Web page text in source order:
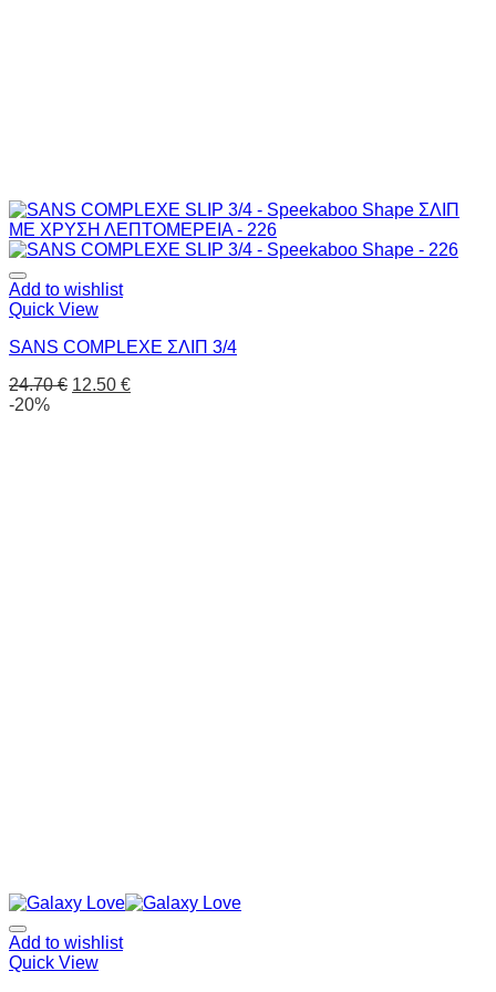
Add to wishlist
Quick View
SANS COMPLEXE ΣΛΙΠ 3/4
24.70€ 12.50 €
-20%
Add to wishlist
Quick View